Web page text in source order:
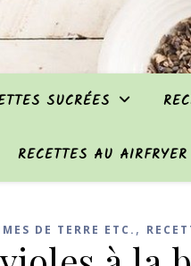
SUCRÉES
RECETTES AU AIRFRYER
DE TERRE ETC. ,